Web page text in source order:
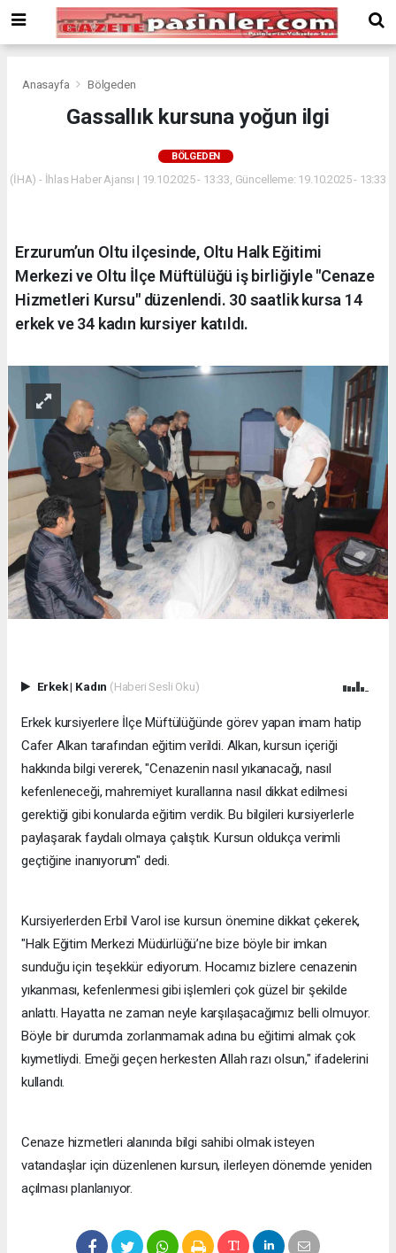
Bonusu
Veren
deneme
bonus
Bonus
Veren
Anasayfa Bölgeden
Gassallık kursuna yoğun ilgi
BÖLGEDEN
(İHA) - İhlas Haber Ajansı | 19.10.2025 - 13:33, Güncelleme: 19.10.2025 - 13:33
Erzurum’un Oltu ilçesinde, Oltu Halk Eğitimi
Merkezi ve Oltu İlçe Müftülüğü iş birliğiyle "Cenaze
Hizmetleri Kursu" düzenlendi. 30 saatlik kursa 14
erkek ve 34 kadın kursiyer katıldı.
Erkek| Kadın (Haberi Sesli Oku)
Erkek kursiyerlere İlçe Müftülüğünde görev yapan imam hatip
Cafer Alkan tarafından eğitim verildi. Alkan, kursun içeriği
hakkında bilgi vererek, "Cenazenin nasıl yıkanacağı, nasıl
kefenleneceği, mahremiyet kurallarına nasıl dikkat edilmesi
gerektiği gibi konularda eğitim verdik. Bu bilgileri kursiyerlerle
paylaşarak faydalı olmaya çalıştık. Kursun oldukça verimli
geçtiğine inanıyorum" dedi.
Kursiyerlerden Erbil Varol ise kursun önemine dikkat çekerek,
"Halk Eğitim Merkezi Müdürlüğü’ne bize böyle bir imkan
sunduğu için teşekkür ediyorum. Hocamız bizlere cenazenin
yıkanması, kefenlenmesi gibi işlemleri çok güzel bir şekilde
anlattı. Hayatta ne zaman neyle karşılaşacağımız belli olmuyor.
Böyle bir durumda zorlanmamak adına bu eğitimi almak çok
kıymetliydi. Emeği geçen herkesten Allah razı olsun," ifadelerini
kullandı.
Cenaze hizmetleri alanında bilgi sahibi olmak isteyen
vatandaşlar için düzenlenen kursun, ilerleyen dönemde yeniden
açılması planlanıyor.